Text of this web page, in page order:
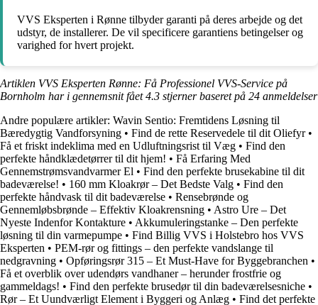
VVS Eksperten i Rønne tilbyder garanti på deres arbejde og det
udstyr, de installerer. De vil specificere garantiens betingelser og
varighed for hvert projekt.
Artiklen VVS Eksperten Rønne: Få Professionel VVS-Service på
Bornholm har i gennemsnit fået4.3 stjerner baseret på 24 anmeldelser
Andre populære artikler: Wavin Sentio: Fremtidens Løsning til
Bæredygtig Vandforsyning • Find de rette Reservedele til dit Oliefyr•
Få et friskt indeklima med en Udluftningsrist til Væg • Find den
perfekte håndklædetørrer til dit hjem! • Få Erfaring Med
Gennemstrømsvandvarmer El • Find den perfekte brusekabine til dit
badeværelse! • 160 mm Kloakrør – Det Bedste Valg • Find den
perfekte håndvask til dit badeværelse • Rensebrønde og
Gennemløbsbrønde – Effektiv Kloakrensning • Astro Ure – Det
Nyeste Indenfor Kontakture • Akkumuleringstanke – Den perfekte
løsning til din varmepumpe • Find Billig VVS i Holstebro hos VVS
Eksperten • PEM-rør og fittings – den perfekte vandslange til
nedgravning • Opføringsrør 315 – Et Must-Have for Byggebranchen •
Få et overblik over udendørs vandhaner – herunder frostfrie og
gammeldags! • Find den perfekte brusedør til din badeværelsesniche •
Rør – Et Uundværligt Element i Byggeri og Anlæg • Find det perfekte